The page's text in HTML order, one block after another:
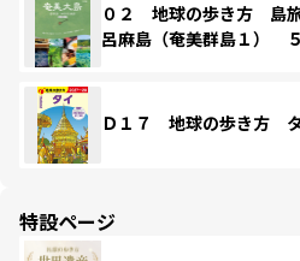
０２ 地球の歩き方
呂麻島（奄美群島１）
Ｄ１７ 地球の歩き方
特設ページ